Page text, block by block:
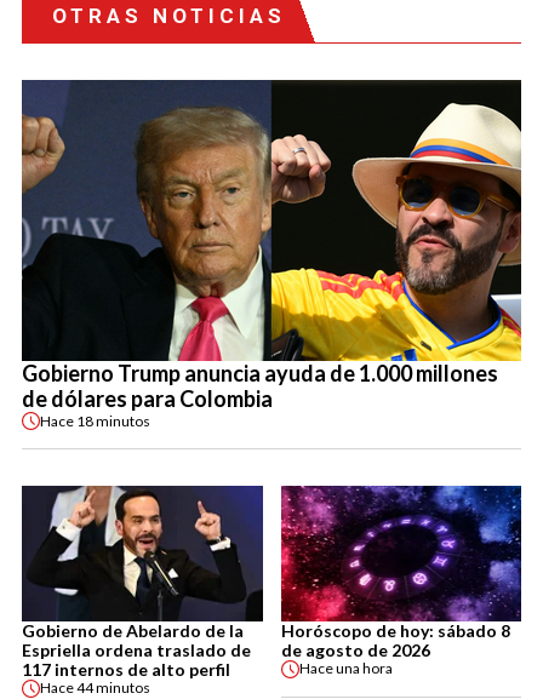
OTRAS NOTICIAS
Gobierno Trump anuncia ayuda de 1.000 millones
de dólares para Colombia
Hace 18 minutos
Gobierno de Abelardo de la
Espriella ordena traslado de
117 internos de alto perfil
Hace44 minutos
Horóscopo de hoy: sábado 8
de agosto de 2026
Haceuna hora